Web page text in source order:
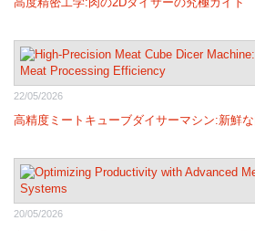
22/05/2026
高精度ミートキューブダイサーマシン:新鮮
20/05/2026